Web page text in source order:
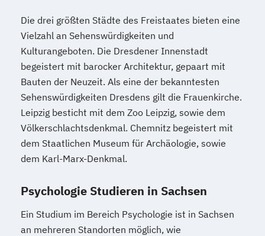
Die drei größten Städte des Freistaates bieten eine
Vielzahl an Sehenswürdigkeiten und
Kulturangeboten. Die Dresdener Innenstadt
begeistert mit barocker Architektur, gepaart mit
Bauten der Neuzeit. Als eine der bekanntesten
Sehenswürdigkeiten Dresdens gilt die Frauenkirche.
Leipzig besticht mit dem Zoo Leipzig, sowie dem
Völkerschlachtsdenkmal. Chemnitz begeistert mit
dem Staatlichen Museum für Archäologie, sowie
dem Karl-Marx-Denkmal.
Psychologie Studieren in Sachsen
Ein Studium im Bereich Psychologie ist in Sachsen
an mehreren Standorten möglich, wie